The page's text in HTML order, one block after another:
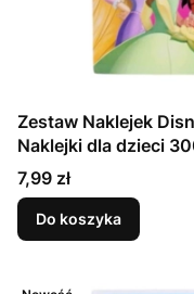
Zestaw Naklejek
Naklejki dla dzieci
Cena
7,99 zł
Do koszyka